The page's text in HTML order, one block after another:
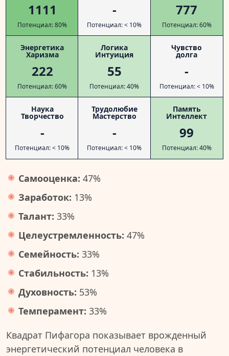
1111
Потенциал: 80%
-
Потенциал: < 10%
777
Потенциал: 60%
Энергетика
Харизма
222
Потенциал: 60%
Логика
Интуиция
55
Потенциал: 40%
Чувство
долга
-
Потенциал: < 10%
Наука
Творчество
-
Потенциал: < 10%
Трудолюбие
Мастерство
-
Потенциал: < 10%
Память
Интеллект
99
Потенциал: 40%
Самооценка: 47%
Заработок: 13%
Талант: 33%
Целеустремленность: 47%
Семейность: 33%
Стабильность: 13%
Духовность: 53%
Темперамент: 33%
Квадрат Пифагора показывает врожденный
энергетический потенциал человека в